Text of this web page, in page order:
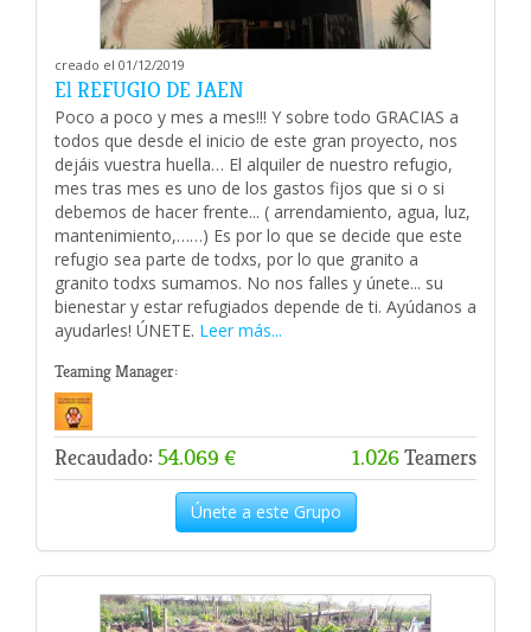
creado el 01/12/2019
El REFUGIO DE JAEN
Poco a poco y mes a mes!!! Y sobre todo GRACIAS a
todos que desde el inicio de este gran proyecto, nos
dejáis vuestra huella… El alquiler de nuestro refugio,
mes tras mes es uno de los gastos fijos que si o si
debemos de hacer frente... ( arrendamiento, agua, luz,
mantenimiento,……) Es por lo que se decide que este
refugio sea parte de todxs, por lo que granito a
granito todxs sumamos. No nos falles y únete... su
bienestar y estar refugiados depende de ti. Ayúdanos a
ayudarles! ÚNETE. Leer más...
Teaming Manager:
Recaudado: 54.069 € 1.026Teamers
Únete a este Grupo